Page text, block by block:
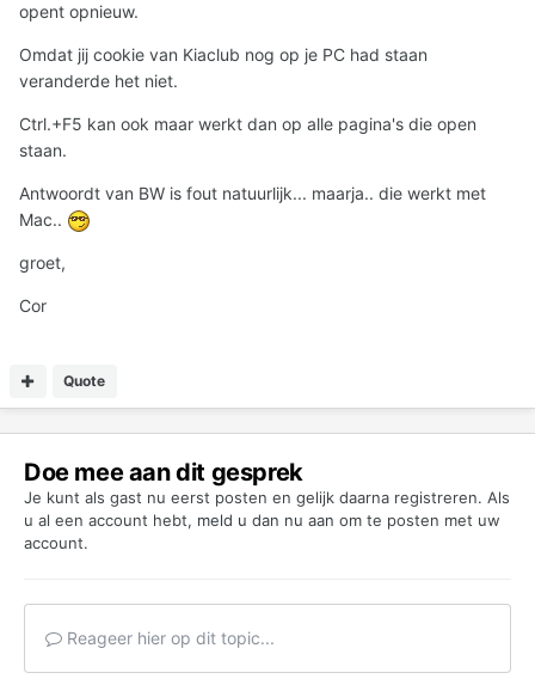
opent opnieuw.
Omdat jij cookie van Kiaclub nog op je PC had staan
veranderde het niet.
Ctrl.+F5 kan ook maar werkt dan op alle pagina's die open
staan.
Antwoordt van BW is fout natuurlijk... maarja.. die werkt met
Mac..
groet,
Cor
Quote
Doe mee aan dit gesprek
Je kunt als gast nu eerst posten en gelijk daarna registreren. Als
u al een account hebt, meld u dan nu aan om te posten met uw
account.
Reageer hier op dit topic...